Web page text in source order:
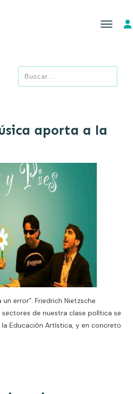
aporta a la
un error”. Friedrich Nietzsche
de nuestra clase política se
Educación Artística, y en concreto